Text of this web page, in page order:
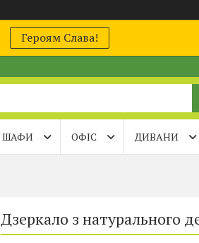
Героям Слава!
ШАФИ ОФІС ДИВАНИ
Дзеркало з натурального